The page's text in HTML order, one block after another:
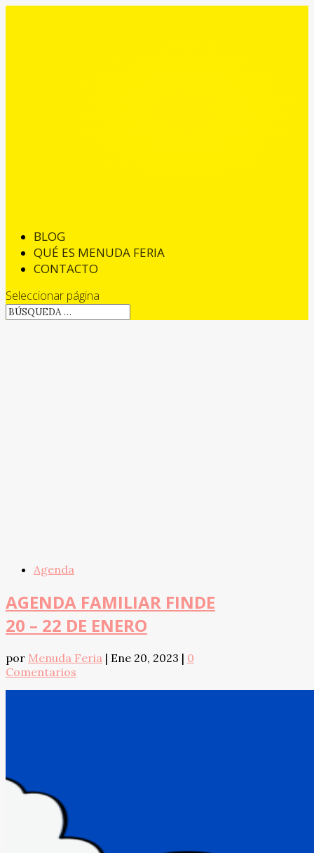
BLOG
QUÉ ES MENUDA FERIA
CONTACTO
Seleccionar página
Agenda
AGENDA FAMILIAR FINDE
20 – 22 DE ENERO
por Menuda Feria | Ene 20, 2023 | 0
Comentarios